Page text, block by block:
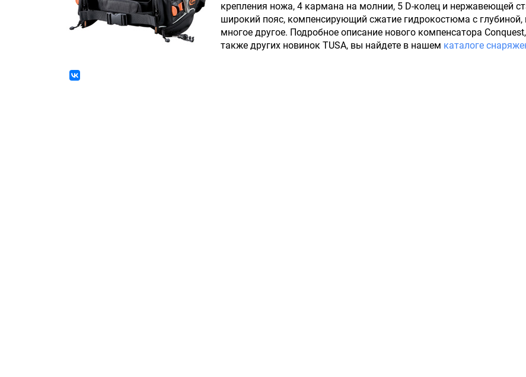
крепления ножа, 4 кармана на молнии, 5 D-колец и нержавеющей
широкий пояс, компенсирующий сжатие гидрокостюма с глубиной,
многое другое. Подробное описание нового компенсатора
также других новинок TUSA, вы найдете в нашем каталоге